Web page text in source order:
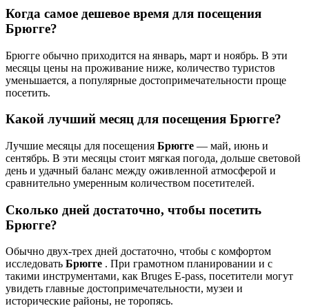
Когда самое дешевое время для посещения
Брюгге?
Брюгге обычно приходится на январь, март и ноябрь. В эти
месяцы цены на проживание ниже, количество туристов
уменьшается, а популярные достопримечательности проще
посетить.
Какой лучший месяц для посещения Брюгге?
Лучшие месяцы для посещения Брюгге — май, июнь и
сентябрь. В эти месяцы стоит мягкая погода, дольше световой
день и удачный баланс между оживленной атмосферой и
сравнительно умеренным количеством посетителей.
Сколько дней достаточно, чтобы посетить
Брюгге?
Обычно двух-трех дней достаточно, чтобы с комфортом
исследовать Брюгге . При грамотном планировании и с
такими инструментами, как Bruges E-pass, посетители могут
увидеть главные достопримечательности, музеи и
исторические районы, не торопясь.